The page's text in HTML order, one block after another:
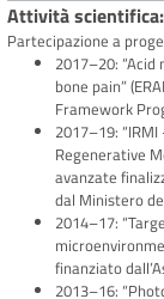
Attività scientifica
Partecipazione a
2017–20:
bone pain”
Framework
2017–19:
Regenerative
avanzate
dal Ministero
2014–17:
finanziato
2013–16: